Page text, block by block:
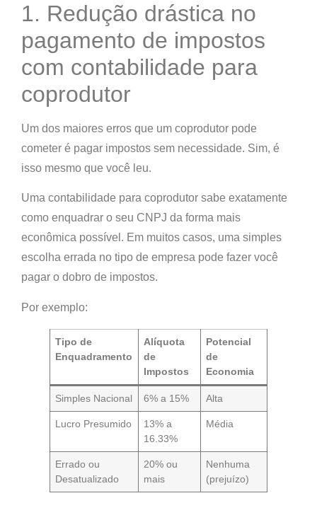
1. Redução drástica no
pagamento de impostos
com contabilidade para
coprodutor
Um dos maiores erros que um coprodutor pode
cometer é pagar impostos sem necessidade. Sim, é
isso mesmo que você leu.
Uma contabilidade para coprodutor sabe exatamente
como enquadrar o seu CNPJ da forma mais
econômica possível. Em muitos casos, uma simples
escolha errada no tipo de empresa pode fazer você
pagar o dobro de impostos.
Por exemplo:
Tipo de
Enquadramento
Alíquota
de
Impostos
Potencial
de
Economia
Simples Nacional 6% a 15% Alta
Lucro Presumido
13% a
16.33%
Média
Errado ou
Desatualizado
20% ou
mais
Nenhuma
(prejuízo)